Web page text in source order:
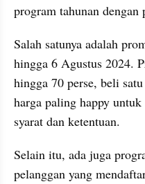
program tahunan
Salah satunya adalah
hingga 6 Agustus 2024.
hingga 70 perse, beli
harga paling happy
syarat dan ketentuan.
Selain itu, ada juga
pelanggan yang